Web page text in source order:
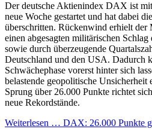
Der deutsche Aktienindex DAX ist
neue Woche gestartet und hat dabei
überschritten. Rückenwind erhielt der
einen abgesagten militärischen
sowie durch überzeugende
Deutschland und den USA. Dadurch
Schwächephase vorerst hinter sich
belastende geopolitische Unsicherheit
Sprung über 26.000 Punkte richtet
neue Rekordstände.
Weiterlesen … DAX: 26.000 Punkte